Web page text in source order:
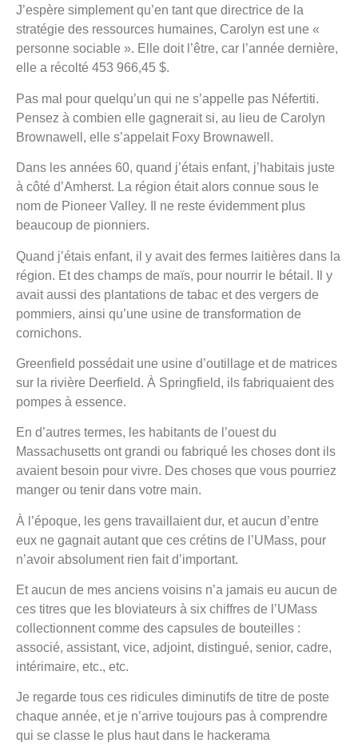
J’espère simplement qu’en tant que directrice de la
stratégie des ressources humaines, Carolyn est une «
personne sociable ». Elle doit l’être, car l’année dernière,
elle a récolté 453 966,45 $.
Pas mal pour quelqu’un qui ne s’appelle pas Néfertiti.
Pensez à combien elle gagnerait si, au lieu de Carolyn
Brownawell, elle s’appelait Foxy Brownawell.
Dans les années 60, quand j’étais enfant, j’habitais juste
à côté d’Amherst. La région était alors connue sous le
nom de Pioneer Valley. Il ne reste évidemment plus
beaucoup de pionniers.
Quand j’étais enfant, il y avait des fermes laitières dans la
région. Et des champs de maïs, pour nourrir le bétail. Il y
avait aussi des plantations de tabac et des vergers de
pommiers, ainsi qu’une usine de transformation de
cornichons.
Greenfield possédait une usine d’outillage et de matrices
sur la rivière Deerfield. À Springfield, ils fabriquaient des
pompes à essence.
En d’autres termes, les habitants de l’ouest du
Massachusetts ont grandi ou fabriqué les choses dont ils
avaient besoin pour vivre. Des choses que vous pourriez
manger ou tenir dans votre main.
À l’époque, les gens travaillaient dur, et aucun d’entre
eux ne gagnait autant que ces crétins de l’UMass, pour
n’avoir absolument rien fait d’important.
Et aucun de mes anciens voisins n’a jamais eu aucun de
ces titres que les bloviateurs à six chiffres de l’UMass
collectionnent comme des capsules de bouteilles :
associé, assistant, vice, adjoint, distingué, senior, cadre,
intérimaire, etc., etc.
Je regarde tous ces ridicules diminutifs de titre de poste
chaque année, et je n’arrive toujours pas à comprendre
qui se classe le plus haut dans le hackerama